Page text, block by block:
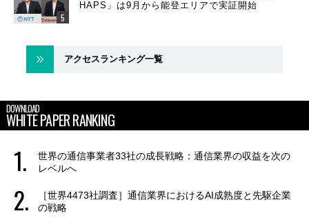
HAPS」は9月から能登エリアで実証開始
アクセスランキング一覧
DOWNLOAD
WHITE PAPER RANKING
世界の通信事業者33社の成長戦略：通信業界の収益を次の
レベルへ
［世界4473社調査］通信業界におけるAI成熟度と先駆企業
の戦略